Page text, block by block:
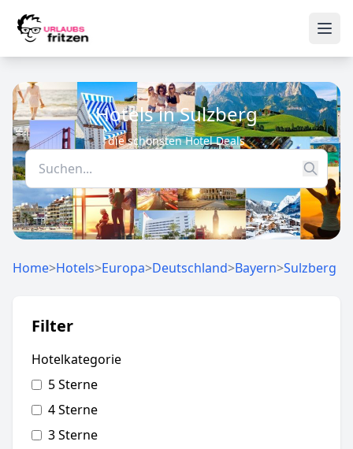
Hotels in Sulzberg
die schönsten Hotel Deals
Home>Hotels>Europa>Deutschland>Bayern>Sulzberg
Filter
Hotelkategorie
5 Sterne
4 Sterne
3 Sterne